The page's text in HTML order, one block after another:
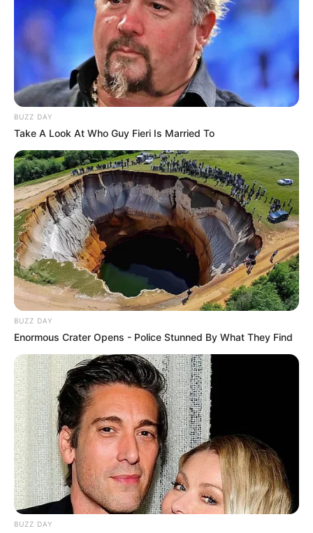
BUZZ DAY
Take A Look At Who Guy Fieri Is Married To
BUZZ DAY
Enormous Crater Opens - Police Stunned By What They Find
BUZZ DAY